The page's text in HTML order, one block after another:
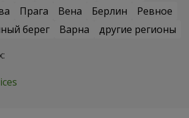
Прага Вена Берлин
Ревное
берег Варна
другие регионы